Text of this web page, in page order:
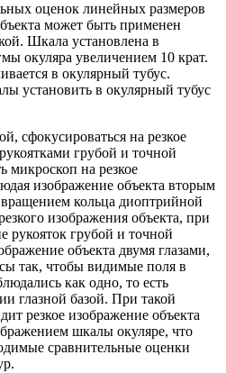
оценок линейных размеров
может быть применен
Шкала установлена в
окуляра увеличением 10 крат.
в окулярный тубус.
установить в окулярный тубус
сфокусироваться на резкое
грубой и точной
микроскоп на резкое
изображение объекта вторым
кольца диоптрийной
изображения объекта, при
рукояток грубой и точной
объекта двумя глазами,
так, чтобы видимые поля в
как одно, то есть
глазной базой. При такой
резкое изображение объекта
шкалы окуляре, что
сравнительные оценки